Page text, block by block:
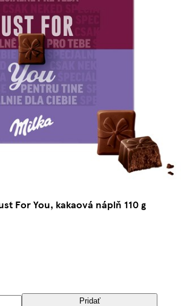
For You, kakaová náplň 110 g
Pridať